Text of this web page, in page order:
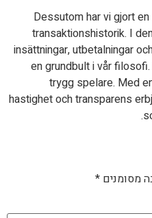
Dessutom har vi gjort
transaktionshistorik. I
insättningar, utbetalningar
en grundbult i vår
trygg spelare. Med
hastighet och transparens
מסומנים *